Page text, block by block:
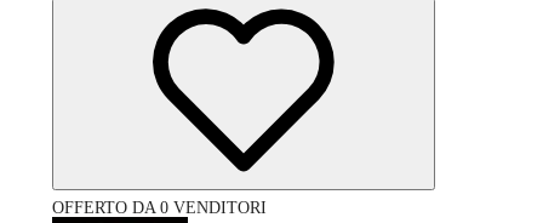
OFFERTO DA 0 VENDITORI